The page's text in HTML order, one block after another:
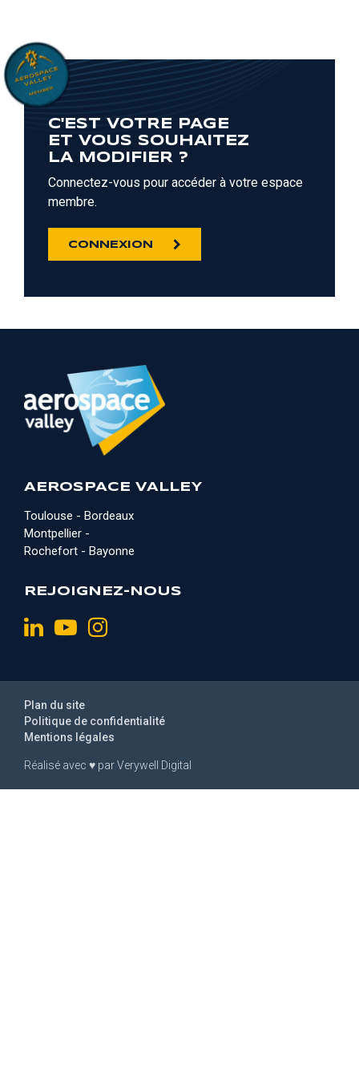
C'EST VOTRE PAGE
ET VOUS SOUHAITEZ
LA MODIFIER ?
Connectez-vous pour accéder à votre espace
membre.
CONNEXION
AEROSPACE VALLEY
Toulouse - Bordeaux
Montpellier -
Rochefort - Bayonne
REJOIGNEZ-NOUS
Réalisé avec ♥ parVerywell Digital
Mentions légales
Politique de confidentialité
Plan du site